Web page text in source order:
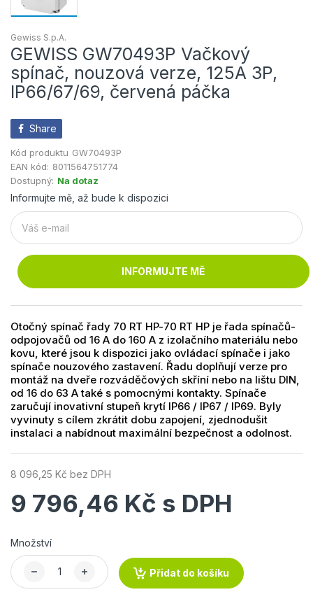
Gewiss S.p.A.
GEWISS GW70493P Vačkový
spínač, nouzová verze, 125A 3P,
IP66/67/69, červená páčka
Share
Kód produktu GW70493P
EAN kód: 8011564751774
Dostupný: Na dotaz
Informujte mě, až bude k dispozici
INFORMUJTE MĚ
Otočný spínač řady 70 RT HP-70 RT HP je řada spínačů-
odpojovačů od 16 A do 160 A z izolačního materiálu nebo
kovu, které jsou k dispozici jako ovládací spínače i jako
spínače nouzového zastavení. Řadu doplňují verze pro
montáž na dveře rozváděčových skříní nebo na lištu DIN,
od 16 do 63 A také s pomocnými kontakty. Spínače
zaručují inovativní stupeň krytí IP66 / IP67 / IP69. Byly
vyvinuty s cílem zkrátit dobu zapojení, zjednodušit
instalaci a nabídnout maximální bezpečnost a odolnost.
8 096,25 Kč bez DPH
9 796,46 Kč s DPH
Množství
Přidat do košíku